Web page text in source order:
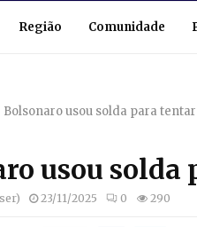
Região Comunidade
Bolsonaro usou solda para
usou
23/11/2025 0 290